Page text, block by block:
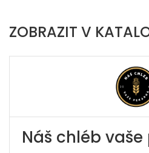
ZOBRAZIT V
Náš chléb